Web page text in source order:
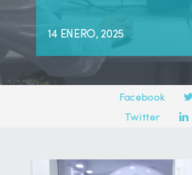
14 ENERO, 2025
Facebook
Twitter